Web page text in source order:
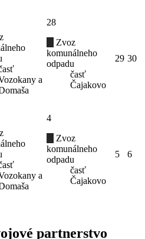
a
28
Zvoz
komunálneho
odpadu
časť
Čajakovo
29 30
a
4
Zvoz
komunálneho
odpadu
časť
Čajakovo
5 6
partnerstvo